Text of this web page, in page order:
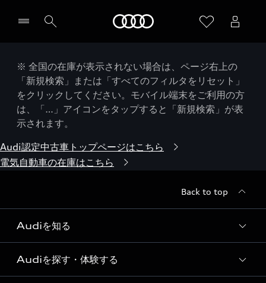
※ 全国の在庫が表示されない場合は、ページ右上の
「新規検索」または「すべてのフィルタをリセット」
をクリックしてください。モバイル端末をご利用の方
は、「…」アイコンをタップすると「新規検索」が表
示されます。
Audi認定中古車トップページはこちら
電気自動車の在庫はこちら
Back to top
Audiを知る
Audi ブランド
Audiを探す・体験する